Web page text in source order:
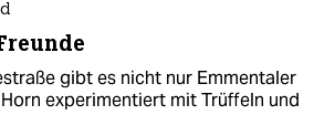
gibt es nicht nur Emmentaler
experimentiert mit Trüffeln und